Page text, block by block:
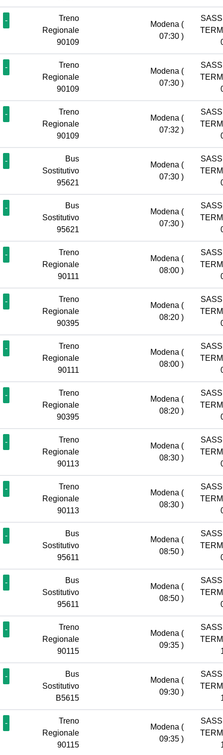
-
Treno
Regionale
90109
Modena (
07:30 )
-
Treno
Regionale
90109
Modena (
07:30 )
-
Treno
Regionale
90109
Modena (
07:32 )
-
Bus
Sostitutivo
95621
Modena (
07:30 )
-
Bus
Sostitutivo
95621
Modena (
07:30 )
-
Treno
Regionale
90111
Modena (
08:00 )
-
Treno
Regionale
90395
Modena (
08:20 )
-
Treno
Regionale
90111
Modena (
08:00 )
-
Treno
Regionale
90395
Modena (
08:20 )
-
Treno
Regionale
90113
Modena (
08:30 )
-
Treno
Regionale
90113
Modena (
08:30 )
-
Bus
Sostitutivo
95611
Modena (
08:50 )
-
Bus
Sostitutivo
95611
Modena (
08:50 )
-
Treno
Regionale
90115
Modena (
09:35 )
-
Bus
Sostitutivo
B5615
Modena (
09:30 )
-
Treno
Regionale
90115
Modena (
09:35 )